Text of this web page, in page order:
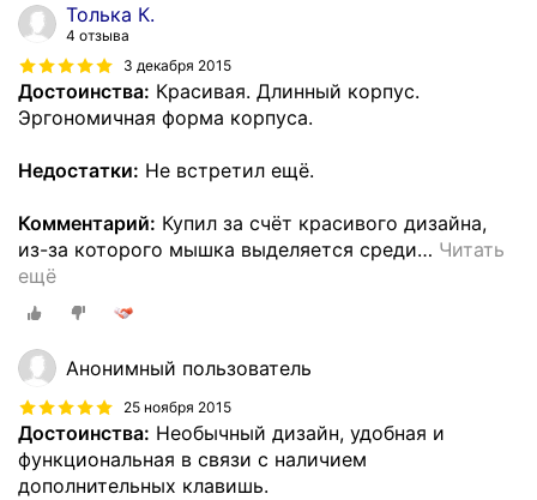
Толька К.
4 отзыва
3 декабря 2015
Достоинства: Красивая. Длинный корпус.
Эргономичная форма корпуса.
Недостатки: Не встретил ещё.
Комментарий: Купил за счёт красивого дизайна,
из-за которого мышка выделяется среди… Читать
ещё
Анонимный пользователь
25 ноября 2015
Достоинства: Необычный дизайн, удобная и
функциональная в связи с наличием
дополнительных клавишь.